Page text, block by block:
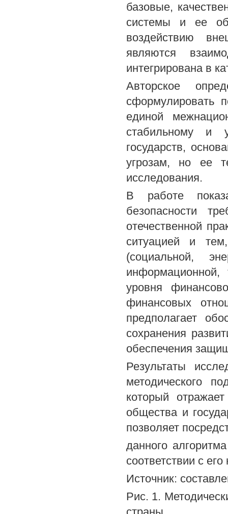
базовые,
системы и ее
воздействию
являются
интегрирована в
Авторское
сформулировать
единой
стабильному и
государств,
угрозам, но ее
исследования.
В работе
безопасности
отечественной
ситуацией и
(социальной,
информационной,
уровня
финансовых
предполагает
сохранения
обеспечения
Результаты
методического
который
общества и
позволяет
данного
соответствии с
Источник:
Рис. 1.